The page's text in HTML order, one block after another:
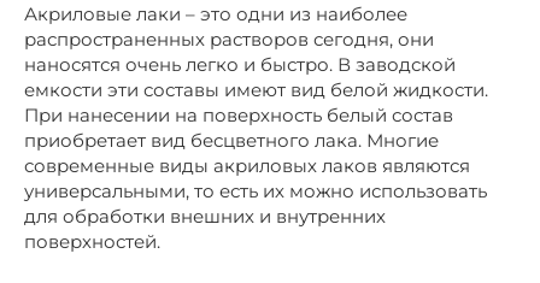
Акриловые лаки – это одни из наиболее
распространенных растворов сегодня, они
наносятся очень легко и быстро. В заводской
емкости эти составы имеют вид белой жидкости.
При нанесении на поверхность белый состав
приобретает вид бесцветного лака. Многие
современные виды акриловых лаков являются
универсальными, то есть их можно использовать
для обработки внешних и внутренних
поверхностей.